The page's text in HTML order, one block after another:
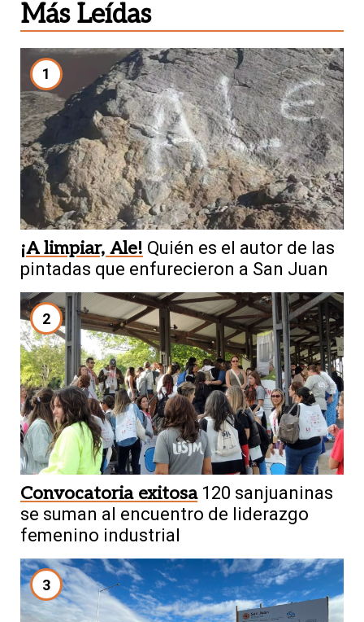
Más Leídas
1
¡A limpiar, Ale! Quién es el autor de las
pintadas que enfurecieron a San Juan
2
Convocatoria exitosa 120 sanjuaninas
se suman al encuentro de liderazgo
femenino industrial
3